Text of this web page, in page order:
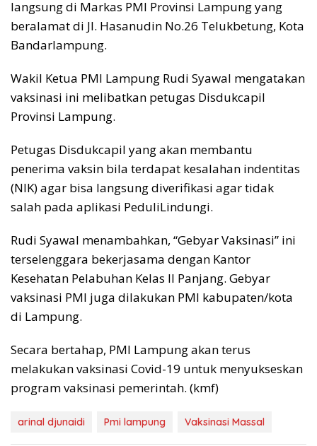
langsung di Markas PMI Provinsi Lampung yang
beralamat di Jl. Hasanudin No.26 Telukbetung, Kota
Bandarlampung.
Wakil Ketua PMI Lampung Rudi Syawal mengatakan
vaksinasi ini melibatkan petugas Disdukcapil
Provinsi Lampung.
Petugas Disdukcapil yang akan membantu
penerima vaksin bila terdapat kesalahan indentitas
(NIK) agar bisa langsung diverifikasi agar tidak
salah pada aplikasi PeduliLindungi.
Rudi Syawal menambahkan, “Gebyar Vaksinasi” ini
terselenggara bekerjasama dengan Kantor
Kesehatan Pelabuhan Kelas II Panjang. Gebyar
vaksinasi PMI juga dilakukan PMI kabupaten/kota
di Lampung.
Secara bertahap, PMI Lampung akan terus
melakukan vaksinasi Covid-19 untuk menyukseskan
program vaksinasi pemerintah. (kmf)
arinal djunaidi Pmi lampung Vaksinasi Massal